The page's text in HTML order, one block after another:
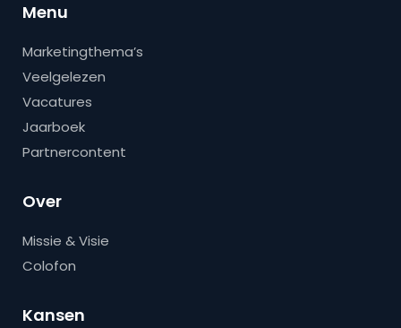
Menu
Marketingthema’s
Veelgelezen
Vacatures
Jaarboek
Partnercontent
Over
Missie & Visie
Colofon
Kansen